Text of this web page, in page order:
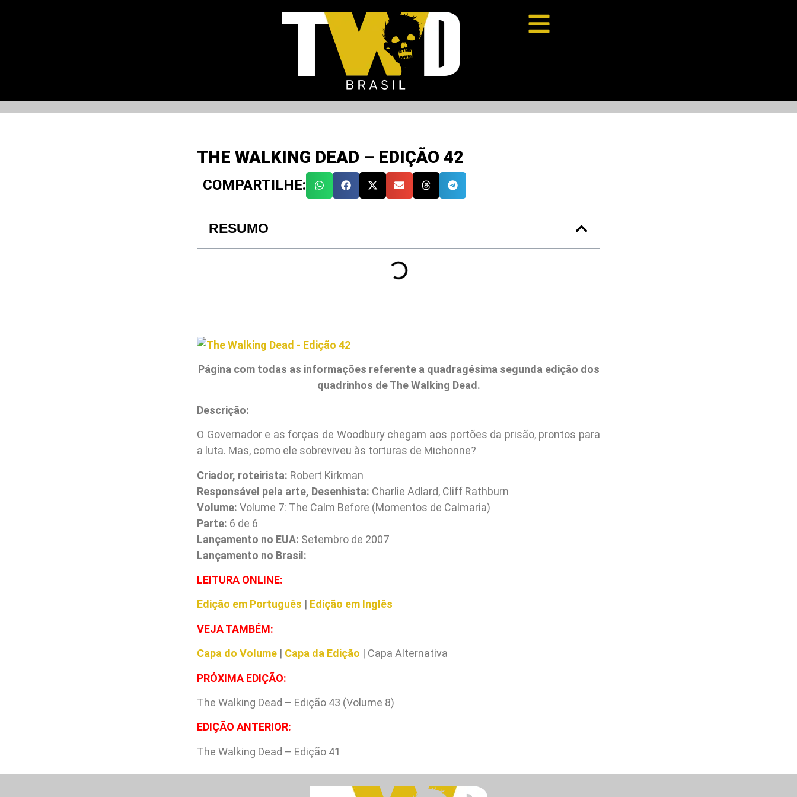
THE WALKING DEAD – EDIÇÃO 42
COMPARTILHE:
RESUMO
Página com todas as informações referente a quadragésima segunda edição dos
quadrinhos de The Walking Dead.
Descrição:
O Governador e as forças de Woodbury chegam aos portões da prisão, prontos para
a luta. Mas, como ele sobreviveu às torturas de Michonne?
Criador, roteirista: Robert Kirkman
Responsável pela arte, Desenhista: Charlie Adlard, Cliff Rathburn
Volume: Volume 7: The Calm Before (Momentos de Calmaria)
Parte: 6 de 6
Lançamento no EUA: Setembro de 2007
Lançamento no Brasil:
LEITURA ONLINE:
Edição em Português | Edição em Inglês
VEJA TAMBÉM:
Capa do Volume | Capa da Edição | Capa Alternativa
PRÓXIMA EDIÇÃO:
The Walking Dead – Edição 43 (Volume 8)
EDIÇÃO ANTERIOR:
The Walking Dead – Edição 41